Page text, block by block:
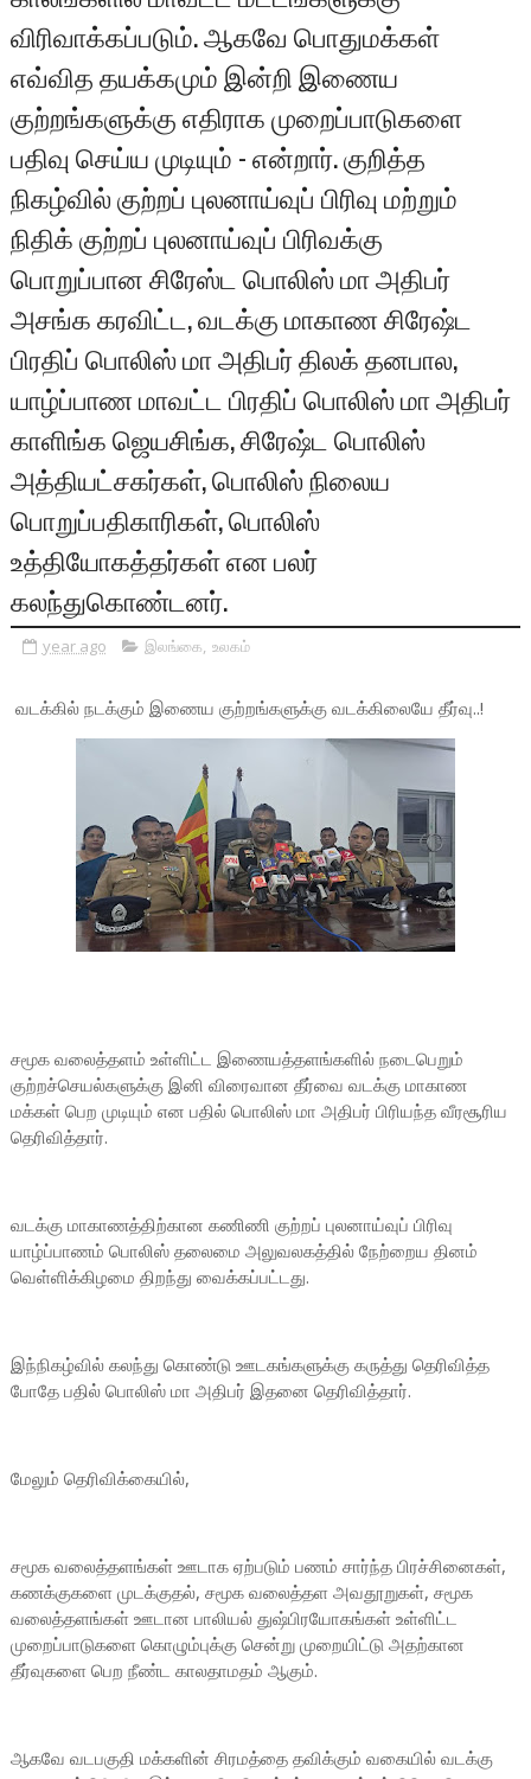
விரிவாக்கப்படும். ஆகவே பொதுமக்கள்
எவ்வித தயக்கமும் இன்றி இணைய
குற்றங்களுக்கு எதிராக முறைப்பாடுகளை
பதிவு செய்ய முடியும் - என்றார். குறித்த
நிகழ்வில் குற்றப் புலனாய்வுப் பிரிவு மற்றும்
நிதிக் குற்றப் புலனாய்வுப் பிரிவக்கு
பொறுப்பான சிரேஸ்ட பொலிஸ் மா அதிபர்
அசங்க கரவிட்ட, வடக்கு மாகாண சிரேஷ்ட
பிரதிப் பொலிஸ் மா அதிபர் திலக் தனபால,
யாழ்ப்பாண மாவட்ட பிரதிப் பொலிஸ் மா அதிபர்
காளிங்க ஜெயசிங்க, சிரேஷ்ட பொலிஸ்
அத்தியட்சகர்கள், பொலிஸ் நிலைய
பொறுப்பதிகாரிகள், பொலிஸ்
உத்தியோகத்தர்கள் என பலர்
கலந்துகொண்டனர்.
year ago இலங்கை, உலகம்
வடக்கில் நடக்கும் இணைய குற்றங்களுக்கு வடக்கிலையே தீர்வு..!
சமூக வலைத்தளம் உள்ளிட்ட இணையத்தளங்களில் நடைபெறும்
குற்றச்செயல்களுக்கு இனி விரைவான தீர்வை வடக்கு மாகாண
மக்கள் பெற முடியும் என பதில் பொலிஸ் மா அதிபர் பிரியந்த வீரசூரிய
தெரிவித்தார்.
வடக்கு மாகாணத்திற்கான கணிணி குற்றப் புலனாய்வுப் பிரிவு
யாழ்ப்பாணம் பொலிஸ் தலைமை அலுவலகத்தில் நேற்றைய தினம்
வெள்ளிக்கிழமை திறந்து வைக்கப்பட்டது.
இந்நிகழ்வில் கலந்து கொண்டு ஊடகங்களுக்கு கருத்து தெரிவித்த
போதே பதில் பொலிஸ் மா அதிபர் இதனை தெரிவித்தார்.
மேலும் தெரிவிக்கையில்,
சமூக வலைத்தளங்கள் ஊடாக ஏற்படும் பணம் சார்ந்த பிரச்சினைகள்,
கணக்குகளை முடக்குதல், சமூக வலைத்தள அவதூறுகள், சமூக
வலைத்தளங்கள் ஊடான பாலியல் துஷ்பிரயோகங்கள் உள்ளிட்ட
முறைப்பாடுகளை கொழும்புக்கு சென்று முறையிட்டு அதற்கான
தீர்வுகளை பெற நீண்ட காலதாமதம் ஆகும்.
ஆகவே வடபகுதி மக்களின் சிரமத்தை தவிக்கும் வகையில் வடக்கு